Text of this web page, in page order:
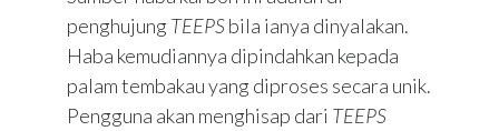
penghujung TEEPSbila ianya dinyalakan.
Haba kemudiannya dipindahkan kepada
palam tembakau yang diproses secara unik.
Pengguna akan menghisap dari TEEPS